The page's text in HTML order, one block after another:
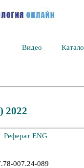
Видео
Реферат ENG
2022
007.24-089